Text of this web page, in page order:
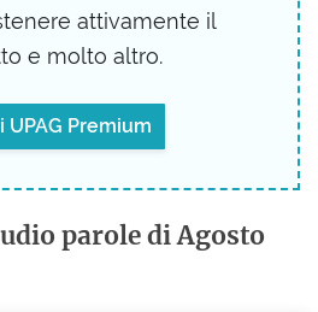
attivamente il
e molto altro.
UPAG Premium
parole di Agosto